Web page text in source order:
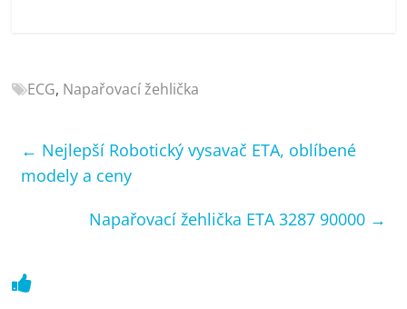
televize,
mobilní
telefony,
kávovary,
ECG, Napařovací žehlička
← Nejlepší Robotický vysavač ETA, oblíbené
modely a ceny
Napařovací žehlička ETA 3287 90000 →